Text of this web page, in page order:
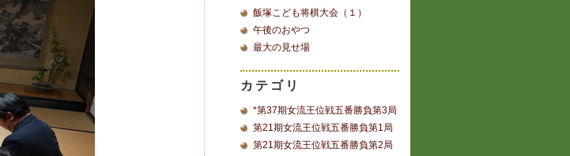
飯塚こども将棋大会（１）
午後のおやつ
最大の見せ場
カテゴリ
*第37期女流王位戦五番勝負第3局
第21期女流王位戦五番勝負第1局
第21期女流王位戦五番勝負第2局